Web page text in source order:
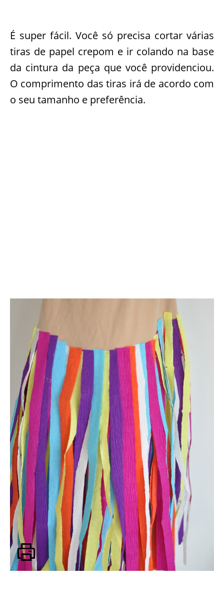
É super fácil. Você só precisa cortar várias
tiras de papel crepom e ir colando na base
da cintura da peça que você providenciou.
O comprimento das tiras irá de acordo com
o seu tamanho e preferência.